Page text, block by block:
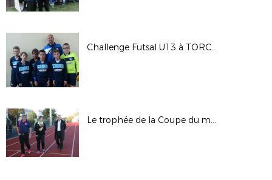
Challenge Futsal U13 à TORCY du 20 octobre 2018
Le trophée de la Coupe du monde fait étape à Thorigny